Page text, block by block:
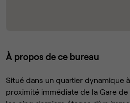
À propos de ce bureau
Situé dans un quartier dynamique
proximité immédiate de la Gare